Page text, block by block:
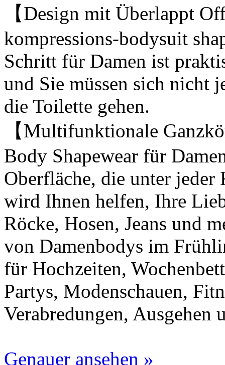
【Design mit Überlappt
kompressions-bodysuit
Schritt für Damen ist
und Sie müssen sich nicht
die Toilette gehen.
【Multifunktionale
Body Shapewear für
Oberfläche, die unter
wird Ihnen helfen, Ihre
Röcke, Hosen, Jeans und
von Damenbodys im
für Hochzeiten,
Partys, Modenschauen,
Verabredungen, Ausgehen
Genauer ansehen »